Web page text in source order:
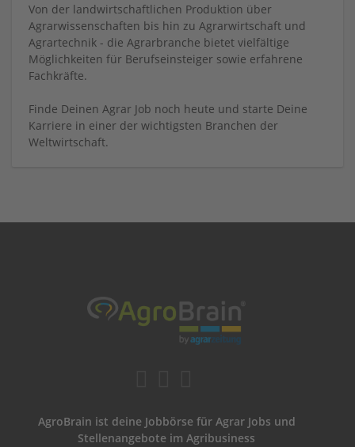
Von der landwirtschaftlichen Produktion über
Agrarwissenschaften bis hin zu Agrarwirtschaft und
Agrartechnik - die Agrarbranche bietet vielfältige
Möglichkeiten für Berufseinsteiger sowie erfahrene
Fachkräfte.
Finde Deinen Agrar Job noch heute und starte Deine
Karriere in einer der wichtigsten Branchen der
Weltwirtschaft.
AgroBrain ist deine Jobbörse für Agrar Jobs und
Stellenangebote im Agribusiness